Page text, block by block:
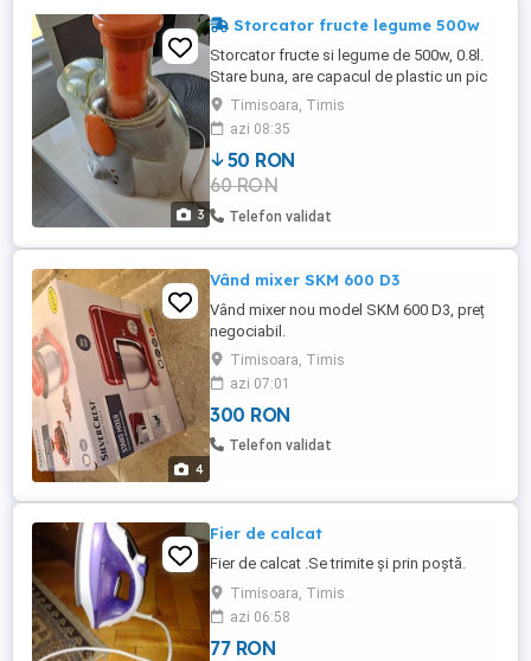
3
Storcator fructe legume 500w
Storcator fructe si legume de 500w, 0.8l.
Stare buna, are capacul de plastic un pic
ciobit, cum se vede in ultima poza.
Timisoara, Timis
azi 08:35
50 RON
60 RON
Telefon validat
4
Vând mixer SKM 600 D3
Vând mixer nou model SKM 600 D3, preț
negociabil.
Timisoara, Timis
azi 07:01
300 RON
Telefon validat
Fier de calcat
Fier de calcat .Se trimite și prin poștă.
Timisoara, Timis
azi 06:58
77 RON